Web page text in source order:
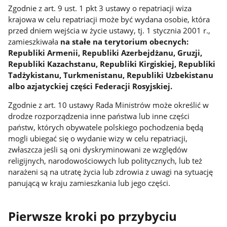
Zgodnie z art. 9 ust. 1 pkt 3 ustawy o repatriacji wiza
krajowa w celu repatriacji może być wydana osobie, która
przed dniem wejścia w życie ustawy, tj. 1 stycznia 2001 r.,
zamieszkiwała na stałe na terytorium obecnych:
Republiki Armenii, Republiki Azerbejdżanu, Gruzji,
Republiki Kazachstanu, Republiki Kirgiskiej, Republiki
Tadżykistanu, Turkmenistanu, Republiki Uzbekistanu
albo azjatyckiej części Federacji Rosyjskiej.
Zgodnie z art. 10 ustawy Rada Ministrów może określić w
drodze rozporządzenia inne państwa lub inne części
państw, których obywatele polskiego pochodzenia będą
mogli ubiegać się o wydanie wizy w celu repatriacji,
zwłaszcza jeśli są oni dyskryminowani ze względów
religijnych, narodowościowych lub politycznych, lub też
narażeni są na utratę życia lub zdrowia z uwagi na sytuację
panującą w kraju zamieszkania lub jego części.
Pierwsze kroki po przybyciu